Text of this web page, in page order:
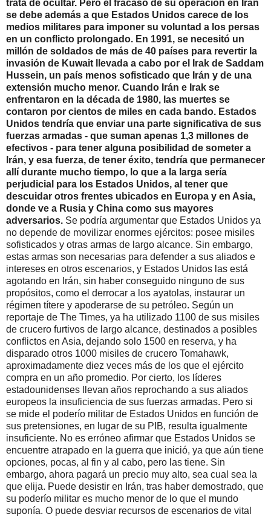
trata de ocultar. Pero el fracaso de su operación en Irán
se debe además a que Estados Unidos carece de los
medios militares para imponer su voluntad a los persas
en un conflicto prolongado. En 1991, se necesitó un
millón de soldados de más de 40 países para revertir la
invasión de Kuwait llevada a cabo por el Irak de Saddam
Hussein, un país menos sofisticado que Irán y de una
extensión mucho menor. Cuando Irán e Irak se
enfrentaron en la década de 1980, las muertes se
contaron por cientos de miles en cada bando. Estados
Unidos tendría que enviar una parte significativa de sus
fuerzas armadas - que suman apenas 1,3 millones de
efectivos - para tener alguna posibilidad de someter a
Irán, y esa fuerza, de tener éxito, tendría que permanecer
allí durante mucho tiempo, lo que a la larga sería
perjudicial para los Estados Unidos, al tener que
descuidar otros frentes ubicados en Europa y en Asia,
donde ve a Rusia y China como sus mayores
adversarios. Se podría argumentar que Estados Unidos ya
no depende de movilizar enormes ejércitos: posee misiles
sofisticados y otras armas de largo alcance. Sin embargo,
estas armas son necesarias para defender a sus aliados e
intereses en otros escenarios, y Estados Unidos las está
agotando en Irán, sin haber conseguido ninguno de sus
propósitos, como el derrocar a los ayatolas, instaurar un
régimen títere y apoderarse de su petróleo. Según un
reportaje de The Times, ya ha utilizado 1100 de sus misiles
de crucero furtivos de largo alcance, destinados a posibles
conflictos en Asia, dejando solo 1500 en reserva, y ha
disparado otros 1000 misiles de crucero Tomahawk,
aproximadamente diez veces más de los que el ejército
compra en un año promedio. Por cierto, los líderes
estadounidenses llevan años reprochando a sus aliados
europeos la insuficiencia de sus fuerzas armadas. Pero si
se mide el poderío militar de Estados Unidos en función de
sus pretensiones, en lugar de su PIB, resulta igualmente
insuficiente. No es erróneo afirmar que Estados Unidos se
encuentre atrapado en la guerra que inició, ya que aún tiene
opciones, pocas, al fin y al cabo, pero las tiene. Sin
embargo, ahora pagará un precio muy alto, sea cual sea la
que elija. Puede desistir en Irán, tras haber demostrado, que
su poderío militar es mucho menor de lo que el mundo
suponía. O puede desviar recursos de escenarios de vital